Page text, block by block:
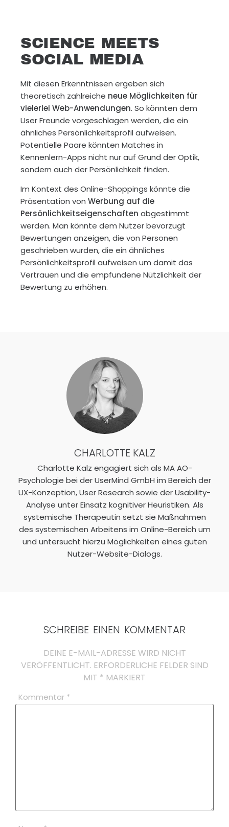
SCIENCE MEETS
SOCIAL MEDIA
Mit diesen Erkenntnissen ergeben sich
theoretisch zahlreiche neue Möglichkeiten für
vielerlei Web-Anwendungen. So könnten dem
User Freunde vorgeschlagen werden, die ein
ähnliches Persönlichkeitsprofil aufweisen.
Potentielle Paare könnten Matches in
Kennenlern-Apps nicht nur auf Grund der Optik,
sondern auch der Persönlichkeit finden.
Im Kontext des Online-Shoppings könnte die
Präsentation von Werbung auf die
Persönlichkeitseigenschaften abgestimmt
werden. Man könnte dem Nutzer bevorzugt
Bewertungen anzeigen, die von Personen
geschrieben wurden, die ein ähnliches
Persönlichkeitsprofil aufweisen um damit das
Vertrauen und die empfundene Nützlichkeit der
Bewertung zu erhöhen.
CHARLOTTE KALZ
Charlotte Kalz engagiert sich als MA AO-
Psychologie bei der UserMind GmbH im Bereich der
UX-Konzeption, User Research sowie der Usability-
Analyse unter Einsatz kognitiver Heuristiken. Als
systemische Therapeutin setzt sie Maßnahmen
des systemischen Arbeitens im Online-Bereich um
und untersucht hierzu Möglichkeiten eines guten
Nutzer-Website-Dialogs.
SCHREIBE EINEN KOMMENTAR
DEINE E-MAIL-ADRESSE WIRD NICHT
VERÖFFENTLICHT. ERFORDERLICHE FELDER SIND
MIT * MARKIERT
Kommentar *